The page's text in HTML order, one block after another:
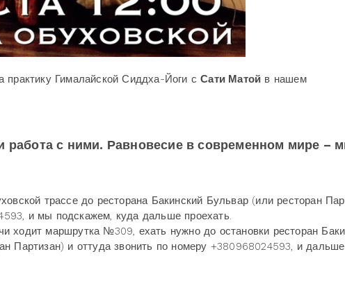
практику Гималайской Сиддха-Йоги сСати Матой в нашем
работа с ними. Равновесие в современном мире –
трассе до ресторана Бакинский Бульвар (или ресторан
и мы подскажем, куда дальше проехать.
ходит маршрутка №309, ехать нужно до остановки ресторан
Партизан) и оттуда звонить по номеру +380968024593, и